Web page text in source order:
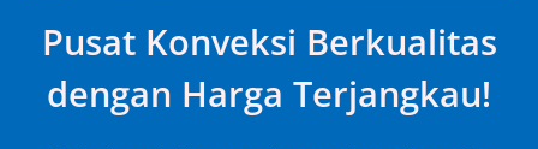
Pusat Konveksi Berkualitas
dengan Harga Terjangkau!